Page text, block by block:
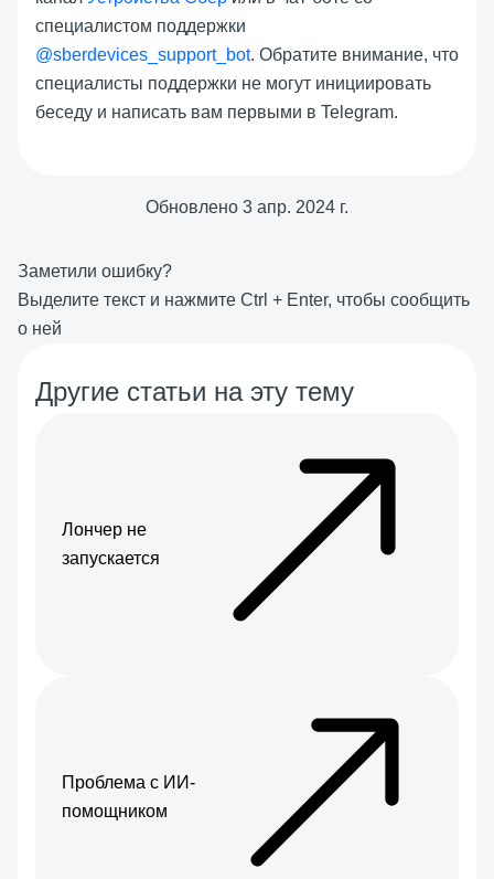
специалистом поддержки
@sberdevices_support_bot. Обратите внимание, что
специалисты поддержки не могут инициировать
беседу и написать вам первыми в Telegram.
Обновлено 3 апр. 2024 г.
Заметили ошибку?
Выделите текст и нажмите Ctrl + Enter, чтобы сообщить
о ней
Другие статьи на эту тему
Лончер не
запускается
Проблема с ИИ-
помощником